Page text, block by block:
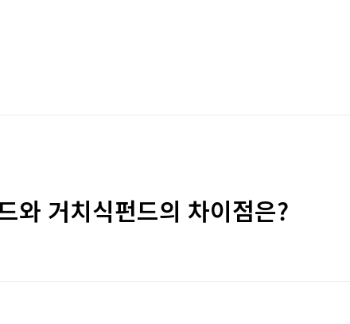
와 거치식펀드의 차이점은?